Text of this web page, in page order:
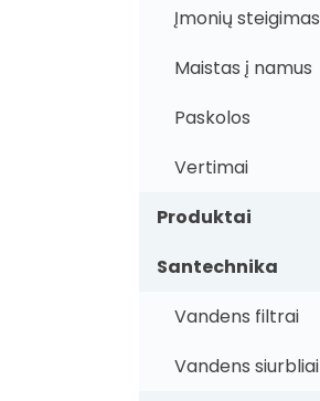
Įmonių steigimas
Maistas į namus
Paskolos
Vertimai
Produktai
Santechnika
Vandens filtrai
Vandens siurbliai